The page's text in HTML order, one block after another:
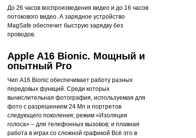
До 26 часов воспроизведения видео и до 16 часов
потокового видео. А зарядное устройство
MagSafe обеспечит быструю зарядку без
проводов.
Apple A16 Bionic. Мощный и
опытный Pro
Чип A16 Bionic обеспечивает работу разных
передовых функций. Среди которых
вычислительная фотография, используемая для
фото с разрешением 24 Мп и портретов
следующего поколения; режим «Изоляция
голоса» – для телефонных вызовов; и плавная
работа в играх со сложной графикой Всё это в